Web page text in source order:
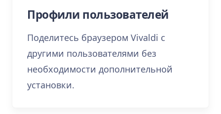
Профили пользователей
Поделитесь браузером Vivaldi с
другими пользователями без
необходимости дополнительной
установки.